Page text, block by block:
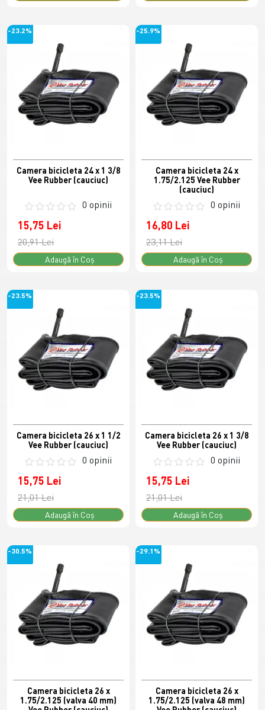
-23.2%
Camera bicicleta 24 x 1 3/8
Vee Rubber (cauciuc)
0 opinii
15,75 Lei
20,91 Lei
Adaugă în Coş
-25.9%
Camera bicicleta 24 x
1.75/2.125 Vee Rubber
(cauciuc)
0 opinii
16,80 Lei
23,11 Lei
Adaugă în Coş
-23.5%
Camera bicicleta 26 x 1 1/2
Vee Rubber (cauciuc)
0 opinii
15,75 Lei
21,01 Lei
Adaugă în Coş
-23.5%
Camera bicicleta 26 x 1 3/8
Vee Rubber (cauciuc)
0 opinii
15,75 Lei
21,01 Lei
Adaugă în Coş
-30.5%
Camera bicicleta 26 x
1.75/2.125 (valva 40 mm)
-29.1%
Camera bicicleta 26 x
1.75/2.125 (valva 48 mm)